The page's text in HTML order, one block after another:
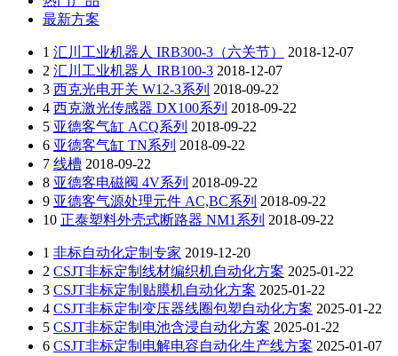
最新方案
1 汇川工业机器人 IRB300-3（六关节）
2018-12-07
2 汇川工业机器人 IRB100-3 2018-12-07
3 西克光电开关 W12-3系列 2018-09-22
4 西克激光传感器 DX100系列 2018-09-22
5 亚德客气缸 ACQ系列 2018-09-22
6 亚德客气缸 TN系列 2018-09-22
7 线槽 2018-09-22
8 亚德客电磁阀 4V系列 2018-09-22
9 亚德客气源处理元件 AC,BC系列 2018-09-22
10 正泰塑料外壳式断路器 NM1系列 2018-09-22
1 非标自动化定制专家 2019-12-20
2 CSJT非标定制线材编织机自动化方案 2025-01-22
3 CSJT非标定制贴膜机自动化方案 2025-01-22
4 CSJT非标定制变压器线圈包塑自动化方案 2025-01-22
5 CSJT非标定制电池含浸自动化方案 2025-01-22
6 CSJT非标定制电解电容自动化生产线方案 2025-01-07